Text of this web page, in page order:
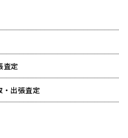
査定
・出張査定